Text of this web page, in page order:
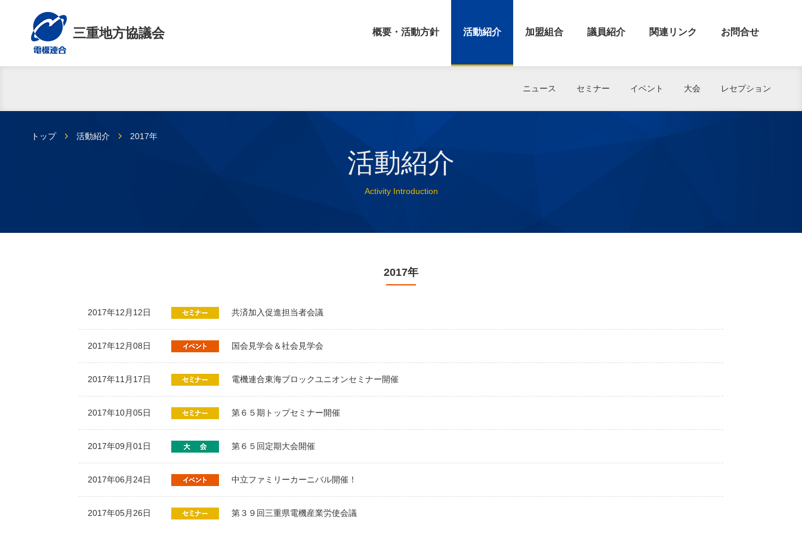
三重地方協議会 概要・活動方針 活動紹介 加盟組合 議員紹介 関連リンク お問合せ
ニュース セミナー イベント 大会 レセプション
トップ 活動紹介 2017年
活動紹介
Activity Introduction
2017年
2017年12月12日 共済加入促進担当者会議
2017年12月08日 国会見学会＆社会見学会
2017年11月17日 電機連合東海ブロックユニオンセミナー開催
2017年10月05日 第６５期トップセミナー開催
2017年09月01日 第６５回定期大会開催
2017年06月24日 中立ファミリーカーニバル開催！
2017年05月26日 第３９回三重県電機産業労使会議